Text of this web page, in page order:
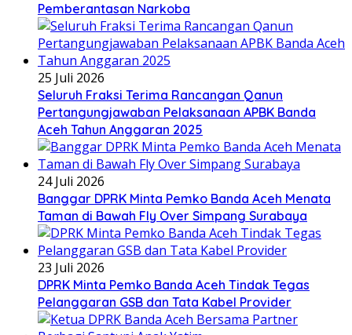
Pemberantasan Narkoba
25 Juli 2026
Seluruh Fraksi Terima Rancangan Qanun
Pertangungjawaban Pelaksanaan APBK Banda
Aceh Tahun Anggaran 2025
24 Juli 2026
Banggar DPRK Minta Pemko Banda Aceh Menata
Taman di Bawah Fly Over Simpang Surabaya
23 Juli 2026
DPRK Minta Pemko Banda Aceh Tindak Tegas
Pelanggaran GSB dan Tata Kabel Provider